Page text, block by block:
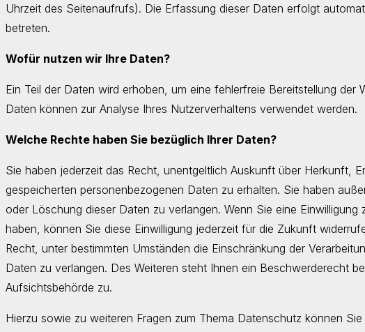
Uhrzeit des Seitenaufrufs). Die Erfassung dieser Daten erfolgt
betreten.
Wofür nutzen wir Ihre Daten?
Ein Teil der Daten wird erhoben, um eine fehlerfreie Bereitstellung der
Daten können zur Analyse Ihres Nutzerverhaltens verwendet werden.
Welche Rechte haben Sie bezüglich Ihrer Daten?
Sie haben jederzeit das Recht, unentgeltlich Auskunft über Herkunft,
gespeicherten personenbezogenen Daten zu erhalten. Sie haben
oder Löschung dieser Daten zu verlangen. Wenn Sie eine Einwilligung
haben, können Sie diese Einwilligung jederzeit für die Zukunft
Recht, unter bestimmten Umständen die Einschränkung der
Daten zu verlangen. Des Weiteren steht Ihnen ein Beschwerderecht
Aufsichtsbehörde zu.
Hierzu sowie zu weiteren Fragen zum Thema Datenschutz können